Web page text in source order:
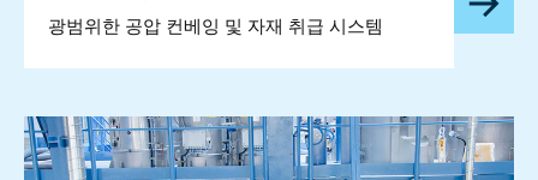
광범위한 공압 컨베잉 및 자재 취급 시스템